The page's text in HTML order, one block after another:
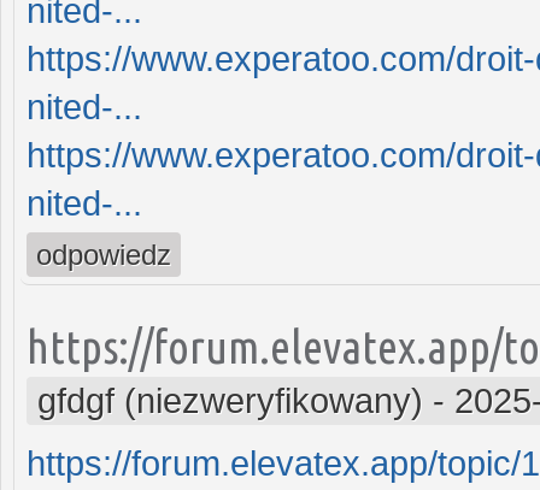
nited-...
https://www.experatoo.com/
nited-...
https://www.experatoo.com/
nited-...
odpowiedz
https://forum.elevatex.app/
gfdgf (niezweryfikowany) -
https://forum.elevatex.app/